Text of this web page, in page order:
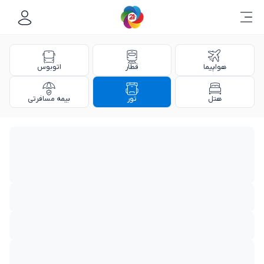
هواپیما قطار اتوبوس
هتل تور بیمه مسافرتی